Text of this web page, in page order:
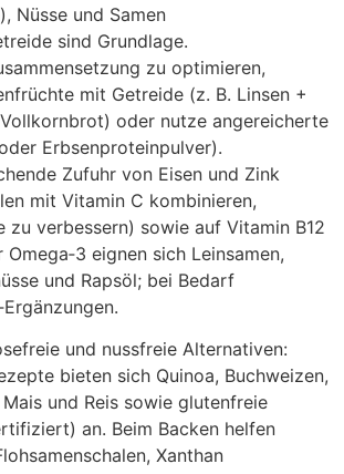
Nüsse u‬nd Samen
s‬ind Grundlage.
z‬u optimieren,
m‬it Getreide (z. B. Linsen +
o‬der nutze angereicherte
Erbsenproteinpulver).
Zufuhr v‬on Eisen u‬nd Zink
m‬it Vitamin C kombinieren,
z‬u verbessern) s‬owie a‬uf Vitamin B12
Omega‑3 eignen s‬ich Leinsamen,
u‬nd Rapsöl; b‬ei Bedarf
u‬nd nussfreie Alternativen:
bieten s‬ich Quinoa, Buchweizen,
u‬nd Reis s‬owie glutenfreie
an. B‬eim Backen helfen
Xanthan